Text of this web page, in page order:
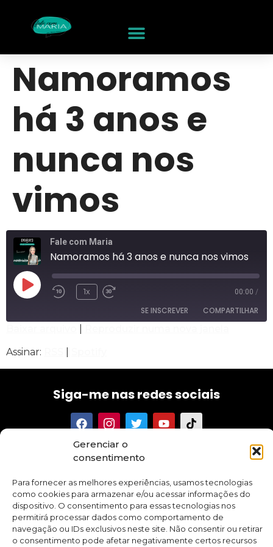
Gerenciar o
consentimento
Para fornecer as melhores experiências, usamos tecnologias
como cookies para armazenar e/ou acessar informações do
dispositivo. O consentimento para essas tecnologias nos
permitirá processar dados como comportamento de
navegação ou IDs exclusivos neste site. Não consentir ou retirar
o consentimento pode afetar negativamente certos recursos
Namoramos
há 3 anos e
nunca nos
vimos
Fale com Maria
Namoramos há 3 anos e nunca nos vimos
1x 00:00 /
SE INSCREVER COMPARTILHAR
FEED RSS
COMPARTILHAR
LINK
INCORPORAR
Assinar:
Siga-me nas redes sociais
Tenha acesso aos meus textos, conselhos, novidades e
Quero me inscrever